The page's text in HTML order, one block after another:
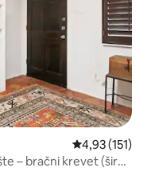
prosječna
4,93 (151)
– bračni krevet (širok